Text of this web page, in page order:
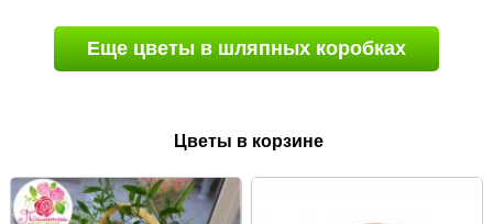
Еще цветы в шляпных коробках
Цветы в корзине